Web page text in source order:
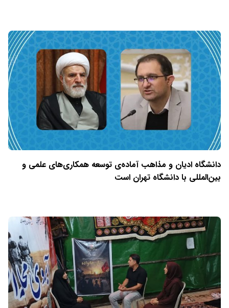
دانشگاه ادیان و مذاهب آماده‌ی توسعه همکاری‌های علمی و
بین‌المللی با دانشگاه تهران است